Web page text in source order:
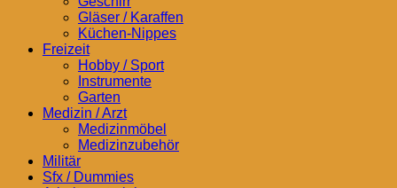
Gläser / Karaffen
Küchen-Nippes
Freizeit
Hobby / Sport
Instrumente
Garten
Medizin / Arzt
Medizinmöbel
Medizinzubehör
Militär
Sfx / Dummies